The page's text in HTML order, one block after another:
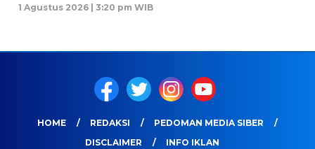
1 Agustus 2026 | 3:20 pm WIB
HOME REDAKSI
PEDOMAN MEDIA SIBER
DISCLAIMER
INFO IKLAN